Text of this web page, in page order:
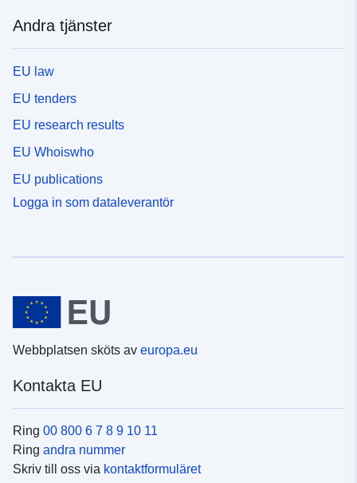
Andra tjänster
EU law
EU tenders
EU research results
EU Whoiswho
EU publications
Logga in som dataleverantör
Webbplatsen sköts av europa.eu
Kontakta EU
Ring 00 800 6 7 8 9 10 11
Ring andra nummer
Skriv till oss via kontaktformuläret